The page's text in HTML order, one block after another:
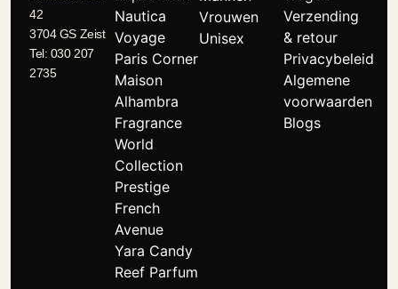
42
3704 GS Zeist
Tel: 030 207
2735
Nautica
Voyage
Paris Corner
Maison
Alhambra
Fragrance
World
Collection
Prestige
French
Avenue
Yara Candy
Reef Parfum
Vrouwen
Unisex
Verzending
& retour
Privacybeleid
Algemene
voorwaarden
Blogs